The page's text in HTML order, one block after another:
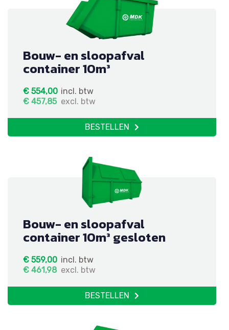
Bouw- en sloopafval
container 10m³
€ 554,00 incl. btw
€ 457,85 excl. btw
BESTELLEN
Bouw- en sloopafval
container 10m³ gesloten
€ 559,00 incl. btw
€ 461,98 excl. btw
BESTELLEN